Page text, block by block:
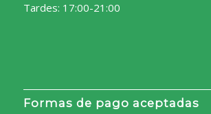
Tardes: 17:00-21:00
Formas de pago aceptadas